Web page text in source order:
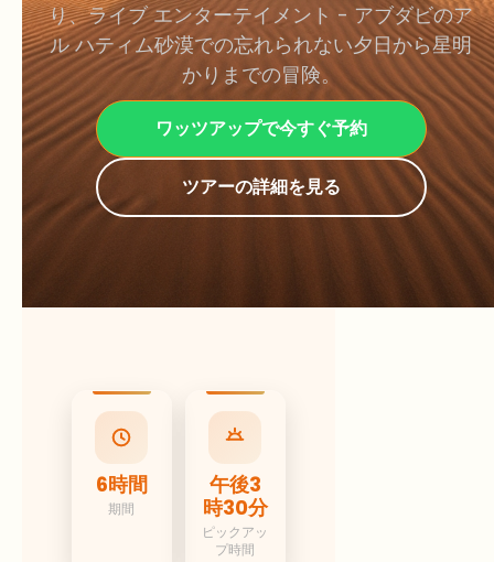
り、ライブ エンターテイメント - アブダビのア
ル ハティム砂漠での忘れられない夕日から星明
かりまでの冒険。
ワッツアップで今すぐ予約
ツアーの詳細を見る
6時間
期間
午後3
時30分
ピックアッ
プ時間